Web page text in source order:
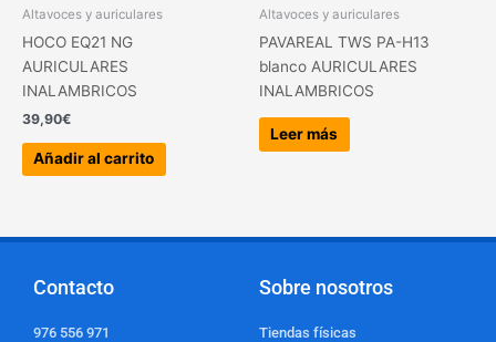
Altavoces y auriculares
HOCO EQ21 NG
AURICULARES
INALAMBRICOS
39,90€
Añadir al carrito
Altavoces y auriculares
PAVAREAL TWS PA-H13
blanco AURICULARES
INALAMBRICOS
Leer más
Contacto
976 556 971
Sobre nosotros
Tiendas físicas